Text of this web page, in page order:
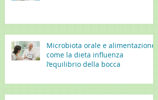
Microbiota orale e alimentazione:
come la dieta influenza
l’equilibrio della bocca